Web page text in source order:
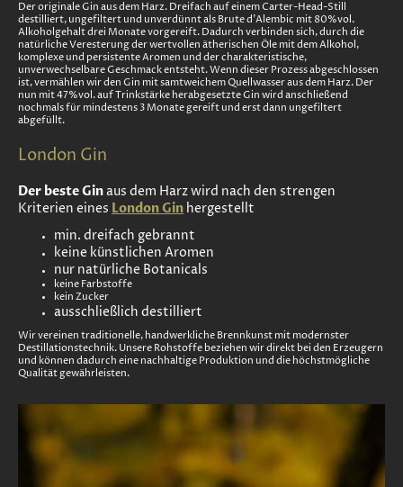
Der originale Gin aus dem Harz. Dreifach auf einem Carter-Head-Still
destilliert, ungefiltert und unverdünnt als Brute d’Alembic mit 80%vol.
Alkoholgehalt drei Monate vorgereift. Dadurch verbinden sich, durch die
natürliche Veresterung der wertvollen ätherischen Öle mit dem Alkohol,
komplexe und persistente Aromen und der charakteristische,
unverwechselbare Geschmack entsteht. Wenn dieser Prozess abgeschlossen
ist, vermählen wir den Gin mit samtweichem Quellwasser aus dem Harz. Der
nun mit 47%vol. auf Trinkstärke herabgesetzte Gin wird anschließend
nochmals für mindestens 3 Monate gereift und erst dann ungefiltert
abgefüllt.
London Gin
Der beste Ginaus dem Harz wird nach den strengen
Kriterien eines London Gin hergestellt
min. dreifach gebrannt
keine künstlichen Aromen
nur natürliche Botanicals
keine Farbstoffe
kein Zucker
ausschließlich destilliert
Wir vereinen traditionelle, handwerkliche Brennkunst mit modernster
Destillationstechnik. Unsere Rohstoffe beziehen wir direkt bei den Erzeugern
und können dadurch eine nachhaltige Produktion und die höchstmögliche
Qualität gewährleisten.